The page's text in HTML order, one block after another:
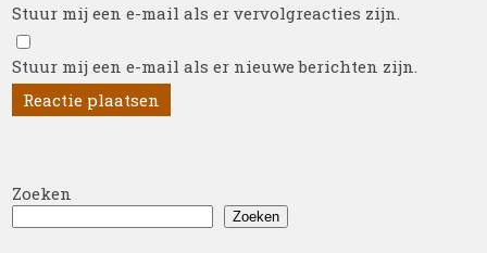
Stuur mij een e-mail als er vervolgreacties zijn.
Stuur mij een e-mail als er nieuwe berichten zijn.
Zoeken
Zoeken